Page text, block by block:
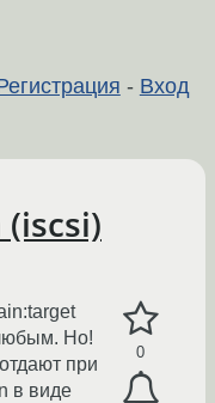
- Вход
0
Но!
при
в виде